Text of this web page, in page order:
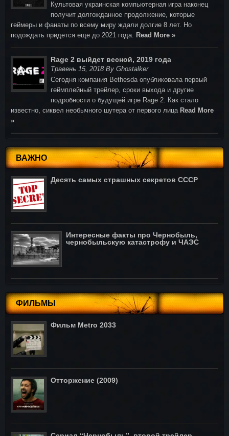
Культовая украинская компьютерная игра наконец
получит долгожданное продолжение, которые
геймеры и фанаты по всему миру ждали долгие 8 лет. Но
подождать придется еще до 2021 года. Read More »
Rage 2 выйдет весной, 2019 года
Травень 15, 2018 By Ghostalker
Cегодня компания Bethesda опубликовала первый
геймплейный трейлер, сроки выхода и другие
подробности о будущей игре Rage 2. Как стало
известно, сиквел необычного шутера от первого лица Read More
»
ВАЖНО
Десять самых страшных секретов СССР
Интересные факты про Чернобыль,
чернобыльскую катастрофу и ЧАЭС
ФИЛЬМЫ
Фильм Metro 2033
Отторжение (2009)